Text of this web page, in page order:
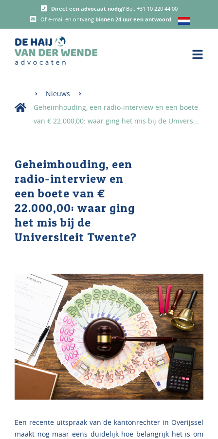
Direct een advocaat nodig? Bel: +31 10 220 44 00
Of e-mail en ontvang binnen 24 uur een antwoord
Nieuws
Geheimhouding, een radio-interview en een boete
van € 22.000,00: waar ging het mis bij de Univers...
Geheimhouding, een
radio-interview en
een boete van €
22.000,00: waar ging
het mis bij de
Universiteit Twente?
Een recente uitspraak van de kantonrechter in Overijssel
maakt nog maar eens duidelijk hoe belangrijk het is om